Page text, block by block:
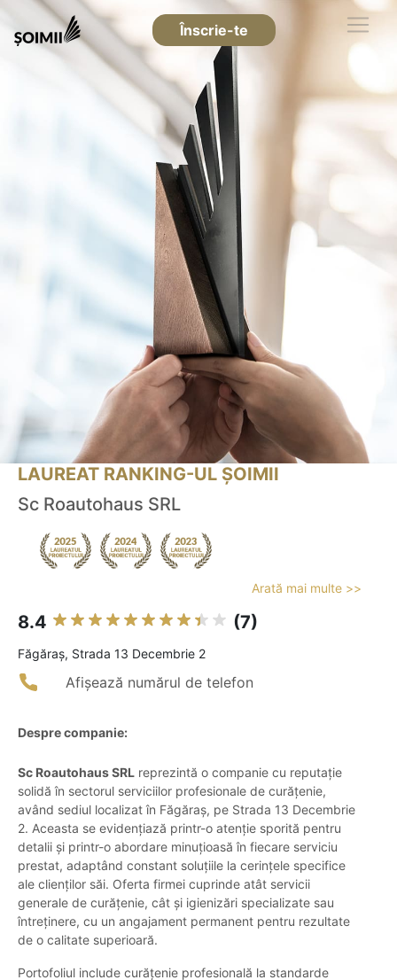
Înscrie-te
LAUREAT RANKING-UL ȘOIMII
Sc Roautohaus SRL
Arată mai multe >>
8.4 (7)
Făgăraş, Strada 13 Decembrie 2
Afișează numărul de telefon
Despre companie:
Sc Roautohaus SRL reprezintă o companie cu reputație
solidă în sectorul serviciilor profesionale de curățenie,
având sediul localizat în Făgăraș, pe Strada 13 Decembrie
2. Aceasta se evidențiază printr-o atenție sporită pentru
detalii și printr-o abordare minuțioasă în fiecare serviciu
prestat, adaptând constant soluțiile la cerințele specifice
ale clienților săi. Oferta firmei cuprinde atât servicii
generale de curățenie, cât și igienizări specializate sau
întreținere, cu un angajament permanent pentru rezultate
de o calitate superioară.
Portofoliul include curățenie profesională la standarde